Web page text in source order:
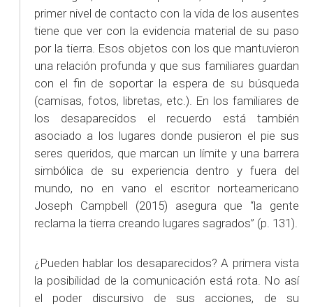
primer nivel de contacto con la vida de los ausentes
tiene que ver con la evidencia material de su paso
por la tierra. Esos objetos con los que mantuvieron
una relación profunda y que sus familiares guardan
con el fin de soportar la espera de su búsqueda
(camisas, fotos, libretas, etc.). En los familiares de
los desaparecidos el recuerdo está también
asociado a los lugares donde pusieron el pie sus
seres queridos, que marcan un límite y una barrera
simbólica de su experiencia dentro y fuera del
mundo, no en vano el escritor norteamericano
Joseph Campbell (2015) asegura que “la gente
reclama la tierra creando lugares sagrados” (p. 131).
¿Pueden hablar los desaparecidos? A primera vista
la posibilidad de la comunicación está rota. No así
el poder discursivo de sus acciones, de su